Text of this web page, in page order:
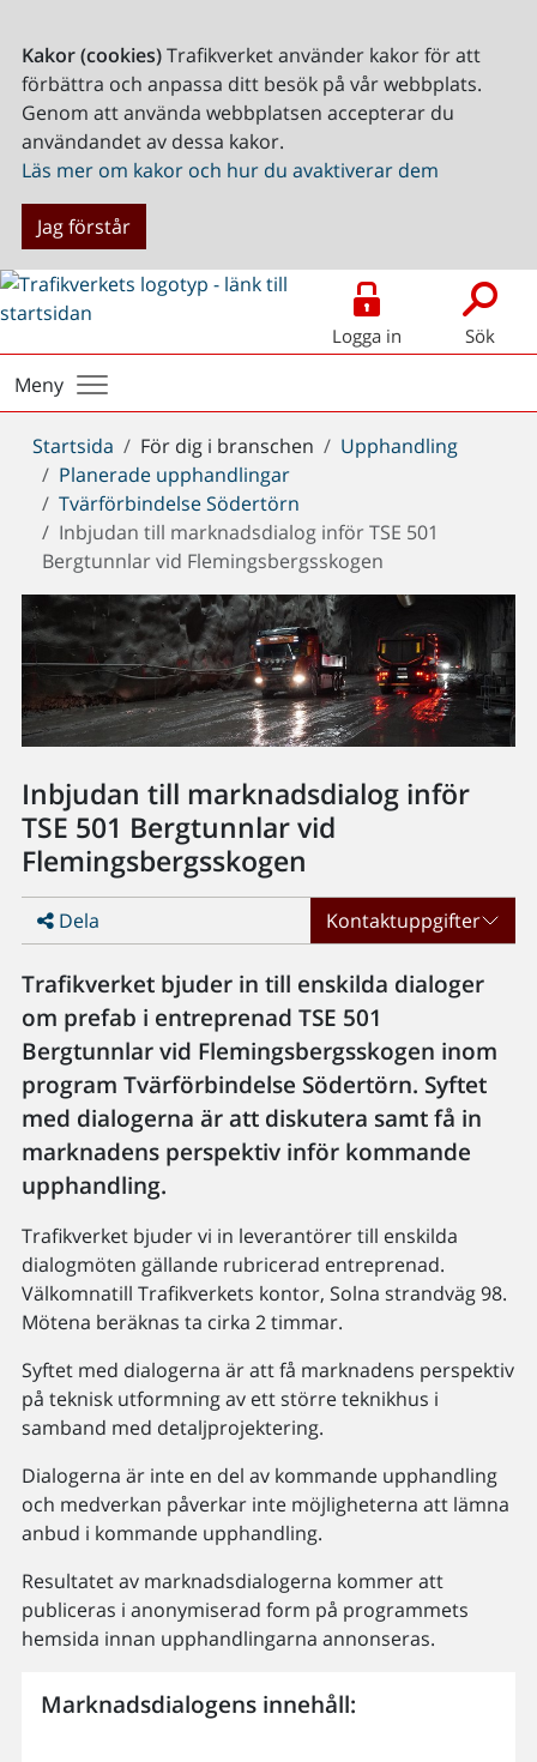
Kakor (cookies)Trafikverket använder kakor för att
förbättra och anpassa ditt besök på vår webbplats.
Genom att använda webbplatsen accepterar du
användandet av dessa kakor.
Läs mer om kakor och hur du avaktiverar dem
Jag förstår
Logga in Sök
Meny
Du
är
här:
Startsida För dig i branschen
Upphandling
Planerade upphandlingar
Tvärförbindelse Södertörn
Inbjudan till marknadsdialog inför TSE 501
Bergtunnlar vid Flemingsbergsskogen
Inbjudan till marknadsdialog inför
TSE 501 Bergtunnlar vid
Flemingsbergsskogen
Dela Kontaktuppgifter
Trafikverket bjuder in till enskilda dialoger
om prefab i entreprenad TSE 501
Bergtunnlar vid Flemingsbergsskogen inom
program Tvärförbindelse Södertörn. Syftet
med dialogerna är att diskutera samt få in
marknadens perspektiv inför kommande
upphandling.
Trafikverket bjuder vi in leverantörer till enskilda
dialogmöten gällande rubricerad entreprenad.
Välkomnatill Trafikverkets kontor, Solna strandväg 98.
Mötena beräknas ta cirka 2 timmar.
Syftet med dialogerna är att få marknadens perspektiv
på teknisk utformning av ett större teknikhus i
samband med detaljprojektering.
Dialogerna är inte en del av kommande upphandling
och medverkan påverkar inte möjligheterna att lämna
anbud i kommande upphandling.
Resultatet av marknadsdialogerna kommer att
publiceras i anonymiserad form på programmets
hemsida innan upphandlingarna annonseras.
Marknadsdialogens innehåll: